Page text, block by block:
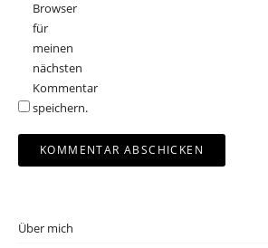
Browser
für
meinen
nächsten
Kommentar
speichern.
Über mich